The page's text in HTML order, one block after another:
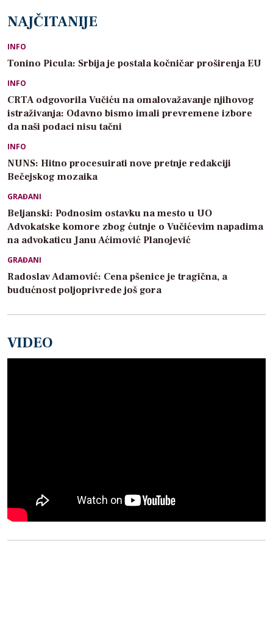
NAJČITANIJE
INFO
Tonino Picula: Srbija je postala kočničar proširenja EU
INFO
CRTA odgovorila Vučiću na omalovažavanje njihovog
istraživanja: Odavno bismo imali prevremene izbore
da naši podaci nisu tačni
INFO
NUNS: Hitno procesuirati nove pretnje redakciji
Bečejskog mozaika
GRAĐANI
Beljanski: Podnosim ostavku na mesto u UO
Advokatske komore zbog ćutnje o Vučićevim napadima
na advokaticu Janu Aćimović Planojević
GRAĐANI
Radoslav Adamović: Cena pšenice je tragična, a
budućnost poljoprivrede još gora
VIDEO